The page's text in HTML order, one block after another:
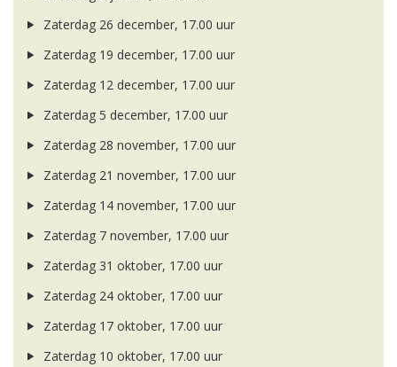
Zaterdag 26 december, 17.00 uur
Zaterdag 19 december, 17.00 uur
Zaterdag 12 december, 17.00 uur
Zaterdag 5 december, 17.00 uur
Zaterdag 28 november, 17.00 uur
Zaterdag 21 november, 17.00 uur
Zaterdag 14 november, 17.00 uur
Zaterdag 7 november, 17.00 uur
Zaterdag 31 oktober, 17.00 uur
Zaterdag 24 oktober, 17.00 uur
Zaterdag 17 oktober, 17.00 uur
Zaterdag 10 oktober, 17.00 uur